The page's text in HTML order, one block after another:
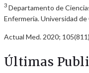
3 Departamento de
Enfermería. Universidad de
Actual Med. 2020;
Últimas